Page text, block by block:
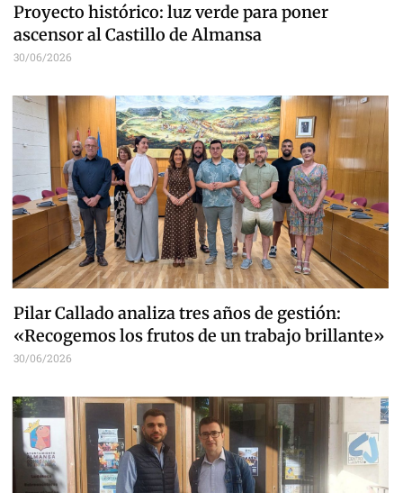
Proyecto histórico: luz verde para poner
ascensor al Castillo de Almansa
30/06/2026
Pilar Callado analiza tres años de gestión:
«Recogemos los frutos de un trabajo brillante»
30/06/2026